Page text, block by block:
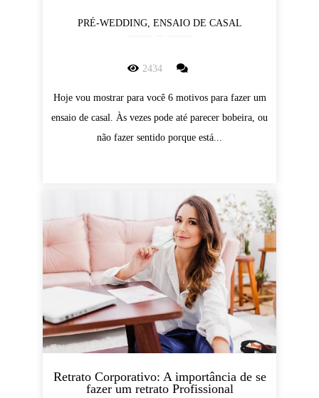
PRÉ-WEDDING, ENSAIO DE CASAL
2434
Hoje vou mostrar para você 6 motivos para fazer um
ensaio de casal. Às vezes pode até parecer bobeira, ou
não fazer sentido porque está...
Retrato Corporativo: A importância de se
fazer um retrato Profissional